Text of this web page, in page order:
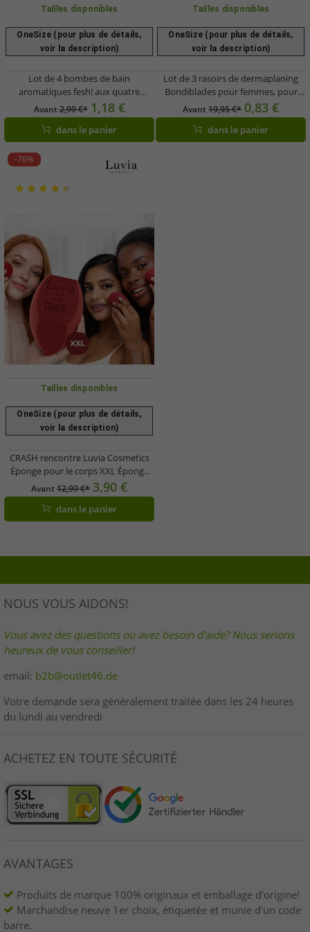
Tailles disponibles
OneSize (pour plus de détails,
voir la description)
Lot de 4 bombes de bain
aromatiques fesh! aux quatre
couleurs et parfums différents -
Accessoires de bain durables - Bien-
être - Bleu/Violet/Orange/Jaune
Avant2,99 €* 1,18 €
dans le panier
Tailles disponibles
OneSize (pour plus de détails,
voir la description)
Lot de 3 rasoirs de dermaplaning
Bondiblades pour femmes, pour
une épilation du duvet (poils de
pêche), rose
Avant19,95 €* 0,83 €
dans le panier
-70%
Tailles disponibles
OneSize (pour plus de détails,
voir la description)
CRASH rencontre Luvia Cosmetics
Éponge pour le corps XXL Éponge
de maquillage extra large Éponge de
beauté LC-SPNG-C1 Rose
Avant12,99 €* 3,90 €
dans le panier
NOUS VOUS AIDONS!
Vous avez des questions ou avez besoin d'aide? Nous serions
heureux de vous conseiller!
email: b2b@outlet46.de
Votre demande sera généralement traitée dans les 24 heures
du lundi au vendredi
ACHETEZ EN TOUTE SÉCURITÉ
AVANTAGES
Produits de marque 100% originaux et emballage d'origine!
Marchandise neuve 1er choix, étiquetée et munie d'un code
barre.